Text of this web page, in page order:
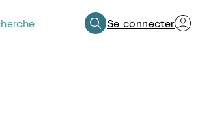
Se connecter